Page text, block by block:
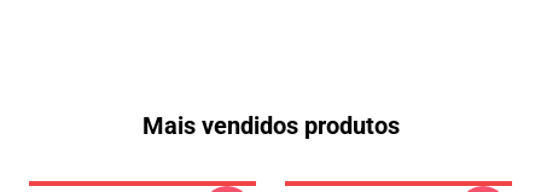
Mais vendidos produtos